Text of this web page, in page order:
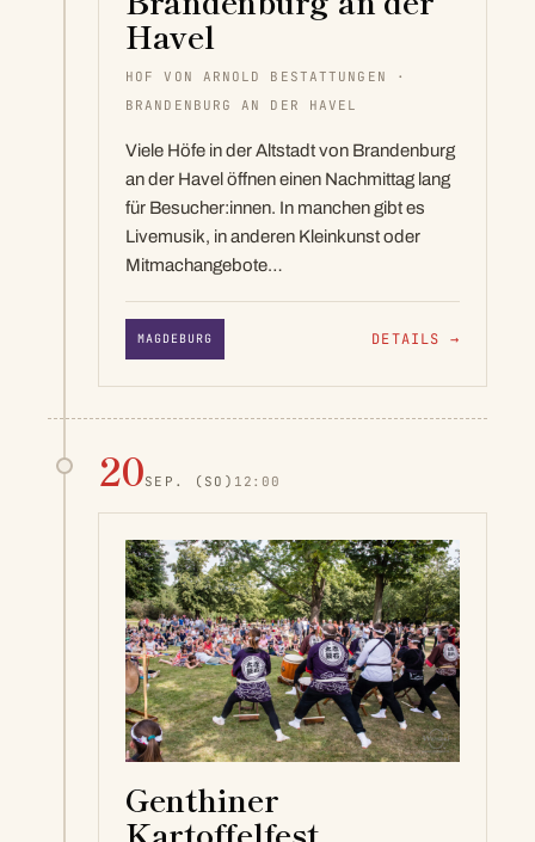
Havel
HOF VON ARNOLD BESTATTUNGEN ·
BRANDENBURG AN DER HAVEL
Viele Höfe in der Altstadt von Brandenburg
an der Havel öffnen einen Nachmittag lang
für Besucher:innen. In manchen gibt es
Livemusik, in anderen Kleinkunst oder
Mitmachangebote…
MAGDEBURG DETAILS →
20SEP. (SO) 12:00
Genthiner